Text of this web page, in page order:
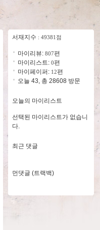
서재지수 : 49381점
마이리뷰: 807편
마이리스트: 0편
마이페이퍼: 12편
오늘 43, 총 28608 방문
오늘의 마이리스트
선택된 마이리스트가 없습니
다.
최근 댓글
먼댓글 (트랙백)